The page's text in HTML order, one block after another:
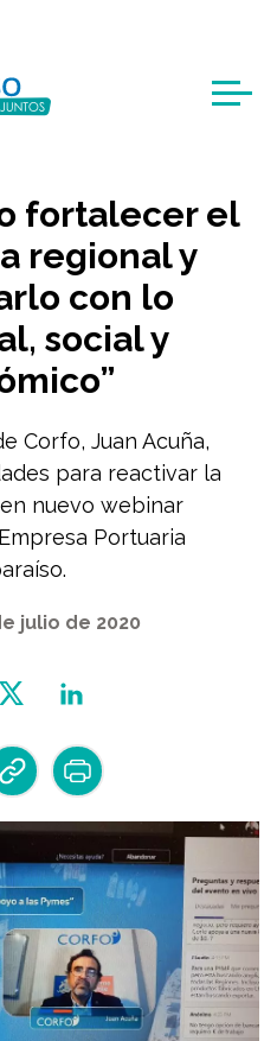
fortalecer el
regional y
con lo
social y
Corfo, Juan Acuña,
para reactivar la
nuevo webinar
Portuaria
julio de 2020